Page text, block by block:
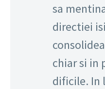
sa
directiei isi
chiar si in
dificile. In